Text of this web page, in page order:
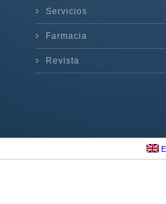
Servicios
Farmacia
Revista